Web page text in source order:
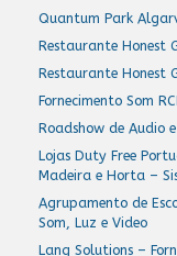
Quantum Park
Restaurante Honest
Restaurante Honest
Fornecimento Som
Roadshow de Audio
Lojas Duty Free
Madeira e Horta –
Agrupamento de
Som, Luz e Video
Lang Solutions –